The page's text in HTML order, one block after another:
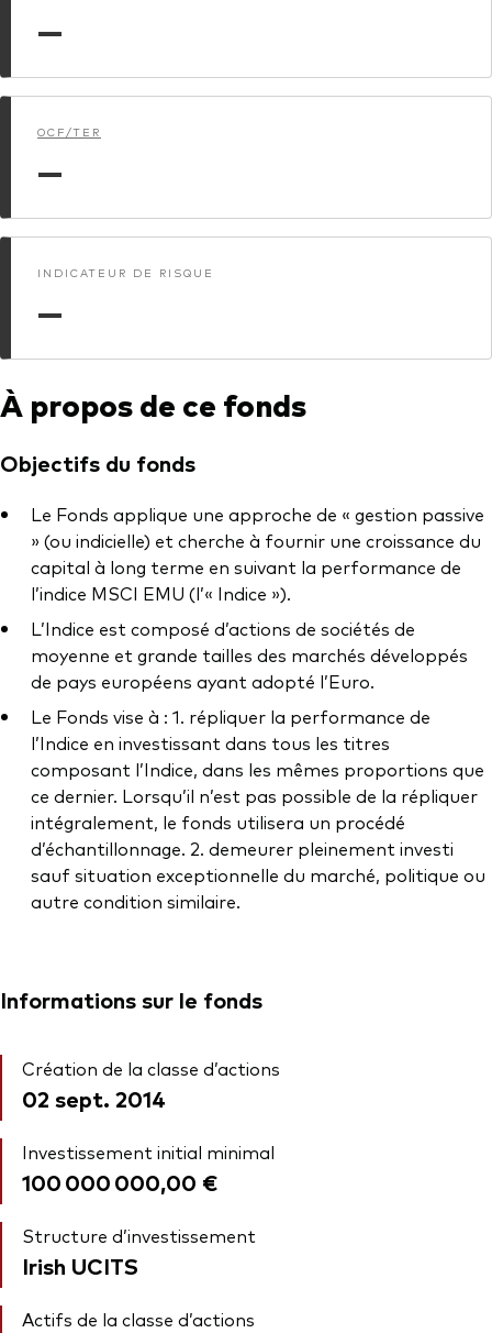
Actions
ESG
ETFs
Fonds indiciels
Comment investir avec nous
Investir avec Vanguard
Gérance des placements
—
OCF/TER
—
INDICATEUR DE RISQUE
—
À propos de ce fonds
Objectifs du fonds
Le Fonds applique une approche de « gestion passive
» (ou indicielle) et cherche à fournir une croissance du
capital à long terme en suivant la performance de
l’indice MSCI EMU (l’« Indice »).
L’Indice est composé d’actions de sociétés de
moyenne et grande tailles des marchés développés
de pays européens ayant adopté l’Euro.
Le Fonds vise à : 1. répliquer la performance de
l’Indice en investissant dans tous les titres
composant l’Indice, dans les mêmes proportions que
ce dernier. Lorsqu’il n’est pas possible de la répliquer
intégralement, le fonds utilisera un procédé
d’échantillonnage. 2. demeurer pleinement investi
sauf situation exceptionnelle du marché, politique ou
autre condition similaire.
Informations sur le fonds
Création de la classe d’actions
02 sept. 2014
Investissement initial minimal
100 000 000,00 €
Structure d’investissement
Irish UCITS
Actifs de la classe d’actions